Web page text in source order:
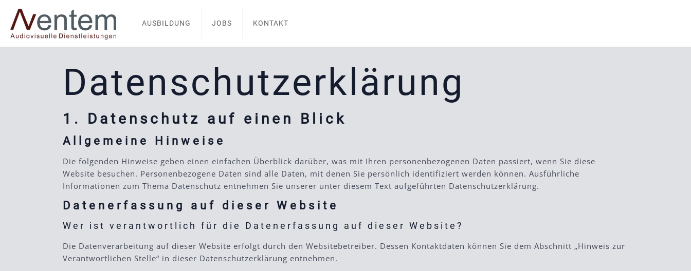
AUSBILDUNG JOBS KONTAKT
Datenschutz­erklärung
1. Datenschutz auf einen Blick
Allgemeine Hinweise
Die folgenden Hinweise geben einen einfachen Überblick darüber, was mit Ihren personenbezogenen Daten passiert, wenn Sie diese
Website besuchen. Personenbezogene Daten sind alle Daten, mit denen Sie persönlich identifiziert werden können. Ausführliche
Informationen zum Thema Datenschutz entnehmen Sie unserer unter diesem Text aufgeführten Datenschutzerklärung.
Datenerfassung auf dieser Website
Wer ist verantwortlich für die Datenerfassung auf dieser Website?
Die Datenverarbeitung auf dieser Website erfolgt durch den Websitebetreiber. Dessen Kontaktdaten können Sie dem Abschnitt „Hinweis zur
Verantwortlichen Stelle“ in dieser Datenschutzerklärung entnehmen.